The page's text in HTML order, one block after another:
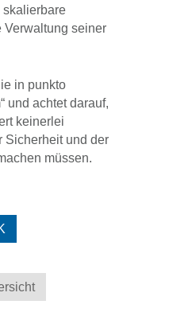
skalierbare
Verwaltung seiner
in punkto
und achtet darauf,
keinerlei
Sicherheit und der
müssen.